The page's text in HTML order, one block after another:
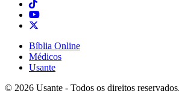
Bíblia Online
Médicos
Usante
© 2026 Usante - Todos os direitos reservados.